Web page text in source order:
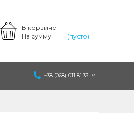
В корзине
На сумму
(пусто)
+38 (068) 011 81 33